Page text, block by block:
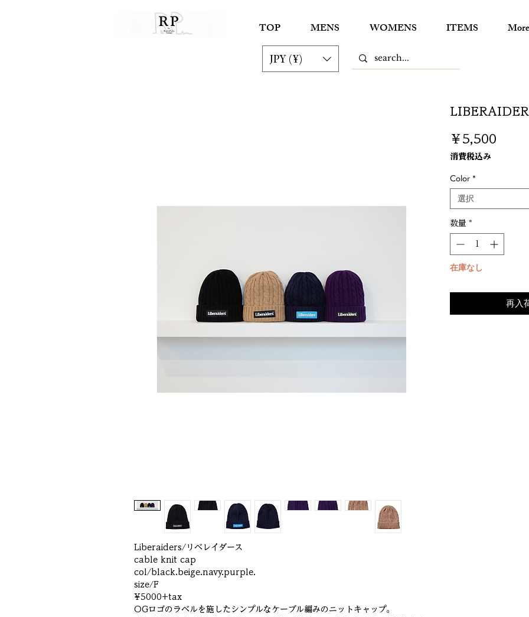
TOP MENS WOMENS ITEMS More
JPY (¥)
Liberaiders/リベレイダース
cable knit cap
col/black.beige.navy.purple.
size/F
¥5000+tax
OGロゴのラベルを施したシンプルなケーブル編みのニットキャップ。
￥5,500
消費税込み
Color *
選択
数量 *
在庫なし
再入